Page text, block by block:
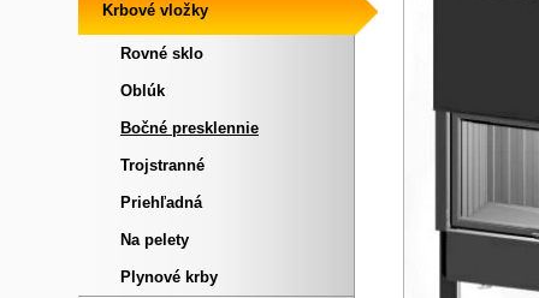
Krbové vložky
Rovné sklo
Oblúk
Bočné presklennie
Trojstranné
Priehľadná
Na pelety
Plynové krby